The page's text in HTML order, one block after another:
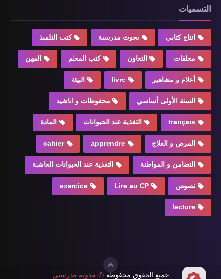
التسميات
انتاج كتابي بحوث مدرسية كتب التلميذ
معلقات التعاون كتب المعلم المهن
أعلام و مشاهير livre البيئة
السنة الأولى أساسي محفوظات و اناشيد
français التغذية عند الحيوانات المادة
المرض و العلاج apprendre
cahier
التضامن و المواطنة التغذية عند الحيوانات العاشبة
نصوص Lire au CP
exercice
lecture
جميع الحقوق محفوظة © مدونة مدرستي